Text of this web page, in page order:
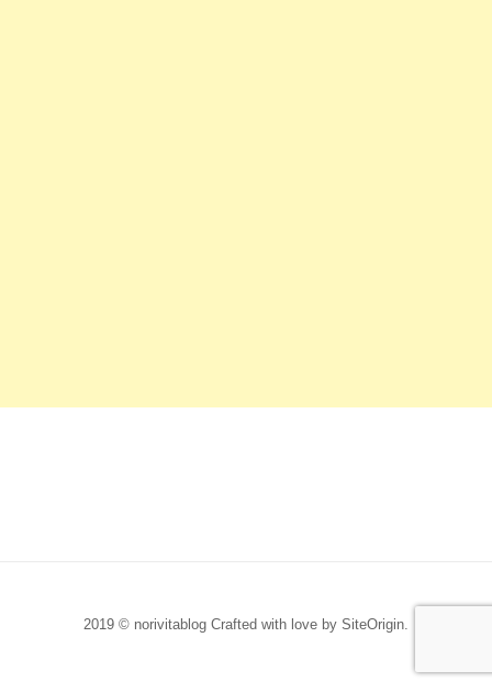
2019 © norivitablog Crafted with love by SiteOrigin.